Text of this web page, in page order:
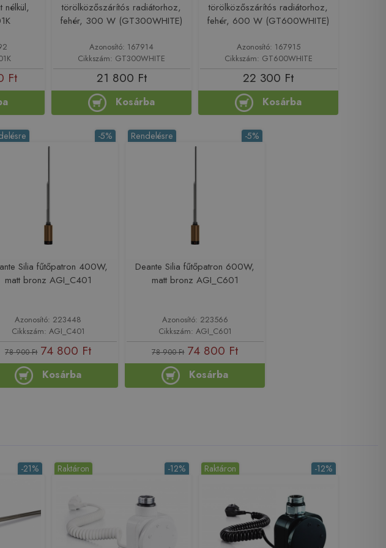
nélkül,
Ft
törölközőszárítós radiátorhoz,
fehér, 300 W (GT300WHITE)
Azonosító: 167914
Cikkszám: GT300WHITE
21 800 Ft
Kosárba
törölközőszárítós radiátorhoz,
fehér, 600 W (GT600WHITE)
Azonosító: 167915
Cikkszám: GT600WHITE
22 300 Ft
Kosárba
-5%
Silia fűtőpatron 400W,
matt bronz AGI_C401
Azonosító: 223448
Cikkszám: AGI_C401
78 900 Ft 74 800 Ft
Kosárba
-5%
Rendelésre
Deante Silia fűtőpatron 600W,
matt bronz AGI_C601
Azonosító: 223566
Cikkszám: AGI_C601
78 900 Ft 74 800 Ft
Kosárba
-21% -12%
Raktáron -12%
Raktáron